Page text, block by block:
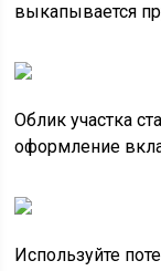
выкапывается
Облик участка
оформление
Используйте